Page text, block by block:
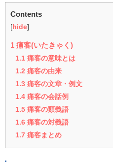
Contents
[ hide]
1 痛客(いたきゃく)
1.1 痛客の意味とは
1.2 痛客の由来
1.3 痛客の文章・例文
1.4 痛客の会話例
1.5 痛客の類義語
1.6 痛客の対義語
1.7 痛客まとめ